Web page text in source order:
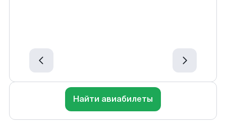
Найти авиабилеты